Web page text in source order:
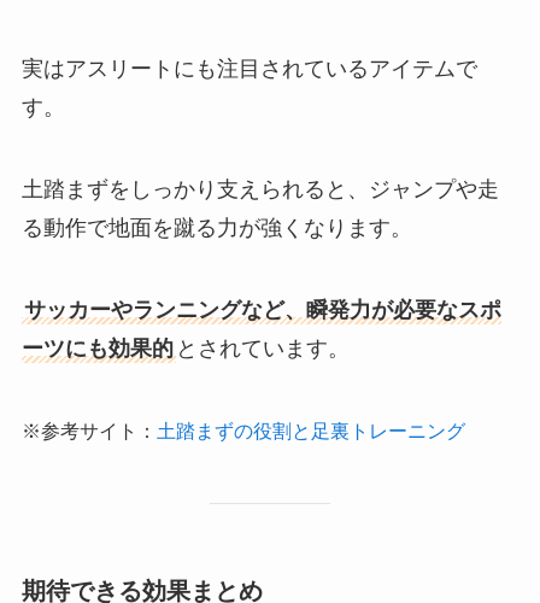
実はアスリートにも注目されているアイテムで
す。
土踏まずをしっかり支えられると、ジャンプや走
る動作で地面を蹴る力が強くなります。
サッカーやランニングなど、瞬発力が必要なスポ
ーツにも効果的 とされています。
※参考サイト： 土踏まずの役割と足裏トレーニング
期待できる効果まとめ